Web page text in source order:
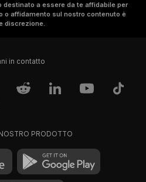
a essere da te affidabile per
o affidamento sul nostro contenuto è
discrezione.
in contatto
PRODOTTO